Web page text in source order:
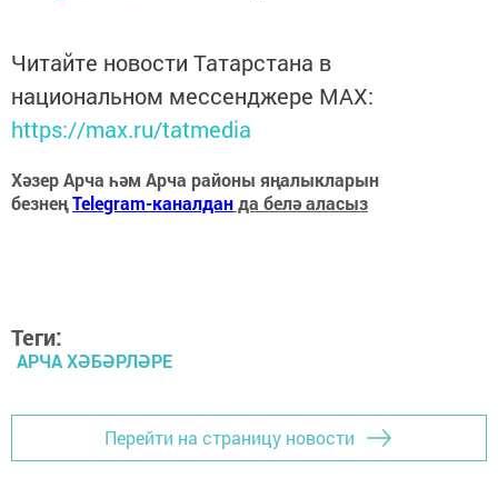
Читайте новости Татарстана в
национальном мессенджере MАХ:
https://max.ru/tatmedia
Хәзер Арча һәм Арча районы яңалыкларын
безнеңTelegram-каналданда белә аласыз
Теги:
АРЧА ХӘБӘРЛӘРЕ
Перейти на страницу новости